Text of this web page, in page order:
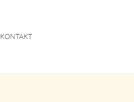
KONTAKT